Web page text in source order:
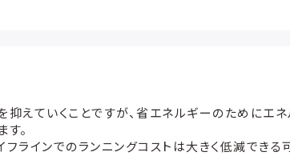
えていくことですが、省エネルギーのためにエ
。
ラインでのランニングコストは大きく低減できる